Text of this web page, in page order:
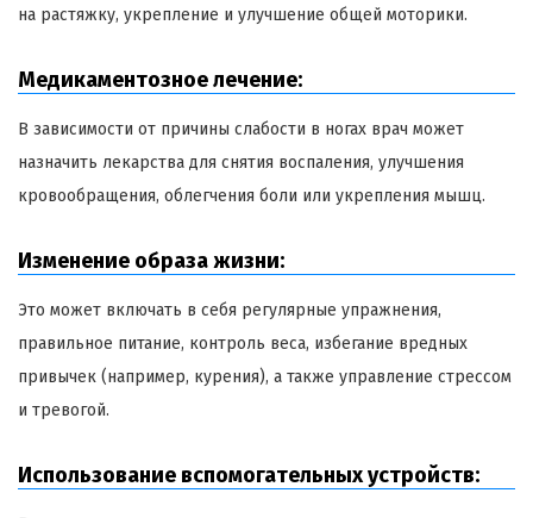
на растяжку, укрепление и улучшение общей моторики.
Медикаментозное лечение:
В зависимости от причины слабости в ногах врач может
назначить лекарства для снятия воспаления, улучшения
кровообращения, облегчения боли или укрепления мышц.
Изменение образа жизни:
Это может включать в себя регулярные упражнения,
правильное питание, контроль веса, избегание вредных
привычек (например, курения), а также управление стрессом
и тревогой.
Использование вспомогательных устройств: